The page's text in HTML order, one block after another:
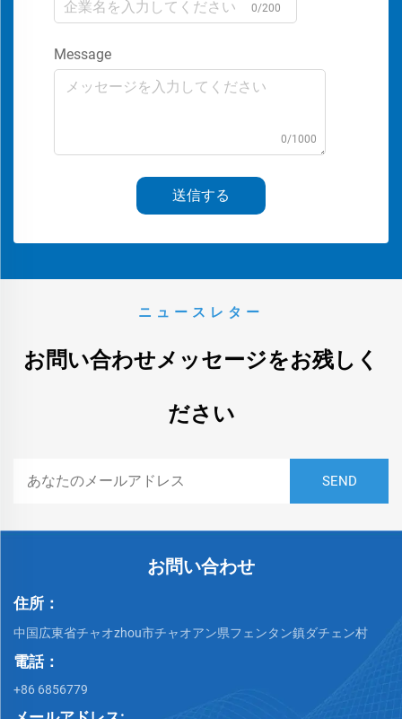
0/200
Message
0/1000
送信する
ニュースレター
お問い合わせメッセージをお残しく
ださい
お問い合わせ
住所：
中国広東省チャオzhou市チャオアン県フェンタン鎮ダチェン村
電話：
+86 6856779